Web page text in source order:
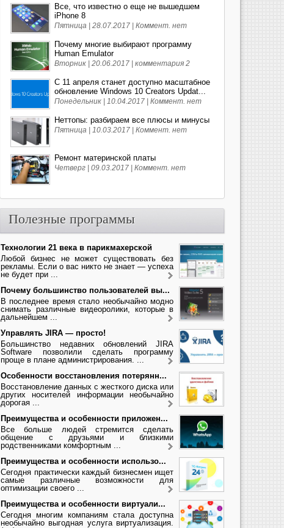
Все, что известно о еще не вышедшем
iPhone 8
Пятница | 28.07.2017 | Коммент. нет
Почему многие выбирают программу
Human Emulator
Вторник | 20.06.2017 | комментария 2
С 11 апреля станет доступно масштабное
обновление Windows 10 Creators Updat...
Понедельник | 10.04.2017 | Коммент. нет
Неттопы: разбираем все плюсы и минусы
Пятница | 10.03.2017 | Коммент. нет
Ремонт материнской платы
Четверг | 09.03.2017 | Коммент. нет
Полезные программы
Технологии 21 века в парикмахерской
Любой бизнес не может существовать без
рекламы. Если о вас никто не знает — успеха
не будет при ...
Почему большинство пользователей вы...
В последнее время стало необычайно модно
снимать различные видеоролики, которые в
дальнейшем ...
Управлять JIRA — просто!
Большинство недавних обновлений JIRA
Software позволили сделать программу
проще в плане администрирования. ...
Особенности восстановления потерянн...
Восстановление данных с жесткого диска или
других носителей информации необычайно
дорогая ...
Преимущества и особенности приложен...
Все больше людей стремится сделать
общение с друзьями и близкими
родственниками комфортным ...
Преимущества и особенности использо...
Сегодня практически каждый бизнесмен ищет
самые различные возможности для
оптимизации своего ...
Преимущества и особенности виртуали...
Сегодня многим компаниям стала доступна
необычайно выгодная услуга виртуализация.